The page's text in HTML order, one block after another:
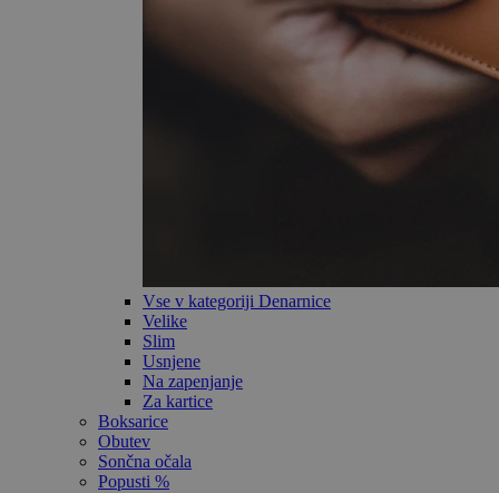
Vse v kategoriji Denarnice
Velike
Slim
Usnjene
Na zapenjanje
Za kartice
Boksarice
Obutev
Sončna očala
Popusti %